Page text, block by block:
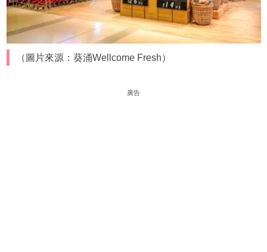
（圖片來源：葵涌Wellcome Fresh）
廣告